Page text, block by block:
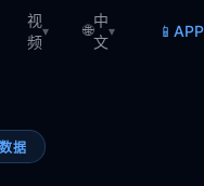
视
频
▾ 🌐
中
文
▾ 📱
据